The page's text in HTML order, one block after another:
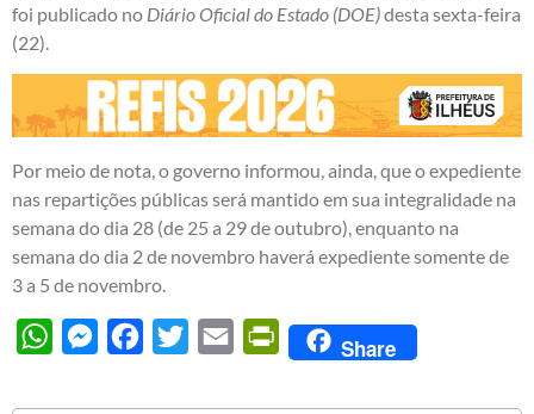
foi publicado no Diário Oficial do Estado (DOE)desta sexta-feira
(22).
Por meio de nota, o governo informou, ainda, que o expediente
nas repartições públicas será mantido em sua integralidade na
semana do dia 28 (de 25 a 29 de outubro), enquanto na
semana do dia 2 de novembro haverá expediente somente de
3 a 5 de novembro.
WhatsAppMessengerFacebook
Twitter Email PrintFriendly
Share